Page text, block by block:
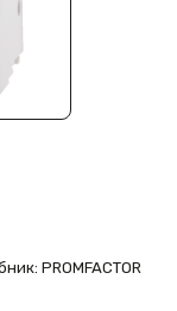
PROMFACTOR